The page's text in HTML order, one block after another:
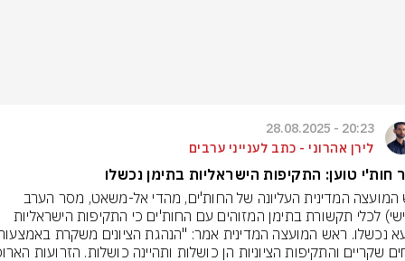
20:23 - 28.08.2025
לירן אהרוני - כתב לענייני ערבים
חות'י טוען: התקיפות הישראליות בתימן נכשלו